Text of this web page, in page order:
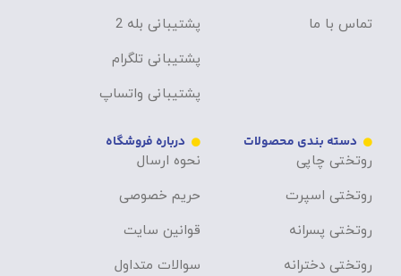
تماس با ما
پشتیبانی بله 2
پشتیبانی تلگرام
پشتیبانی واتساپ
دسته بندی محصولات
روتختی چاپی
روتختی اسپرت
روتختی پسرانه
روتختی دخترانه
درباره فروشگاه
نحوه ارسال
حریم خصوصی
قوانین سایت
سوالات متداول